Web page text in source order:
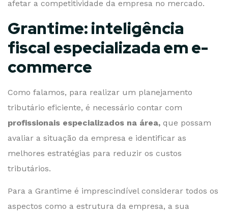
afetar a competitividade da empresa no mercado.
Grantime: inteligência
fiscal especializada em e-
commerce
Como falamos, para realizar um planejamento
tributário eficiente, é necessário contar com
profissionais especializados na área, que possam
avaliar a situação da empresa e identificar as
melhores estratégias para reduzir os custos
tributários.
Para a Grantime é imprescindível considerar todos os
aspectos como a estrutura da empresa, a sua